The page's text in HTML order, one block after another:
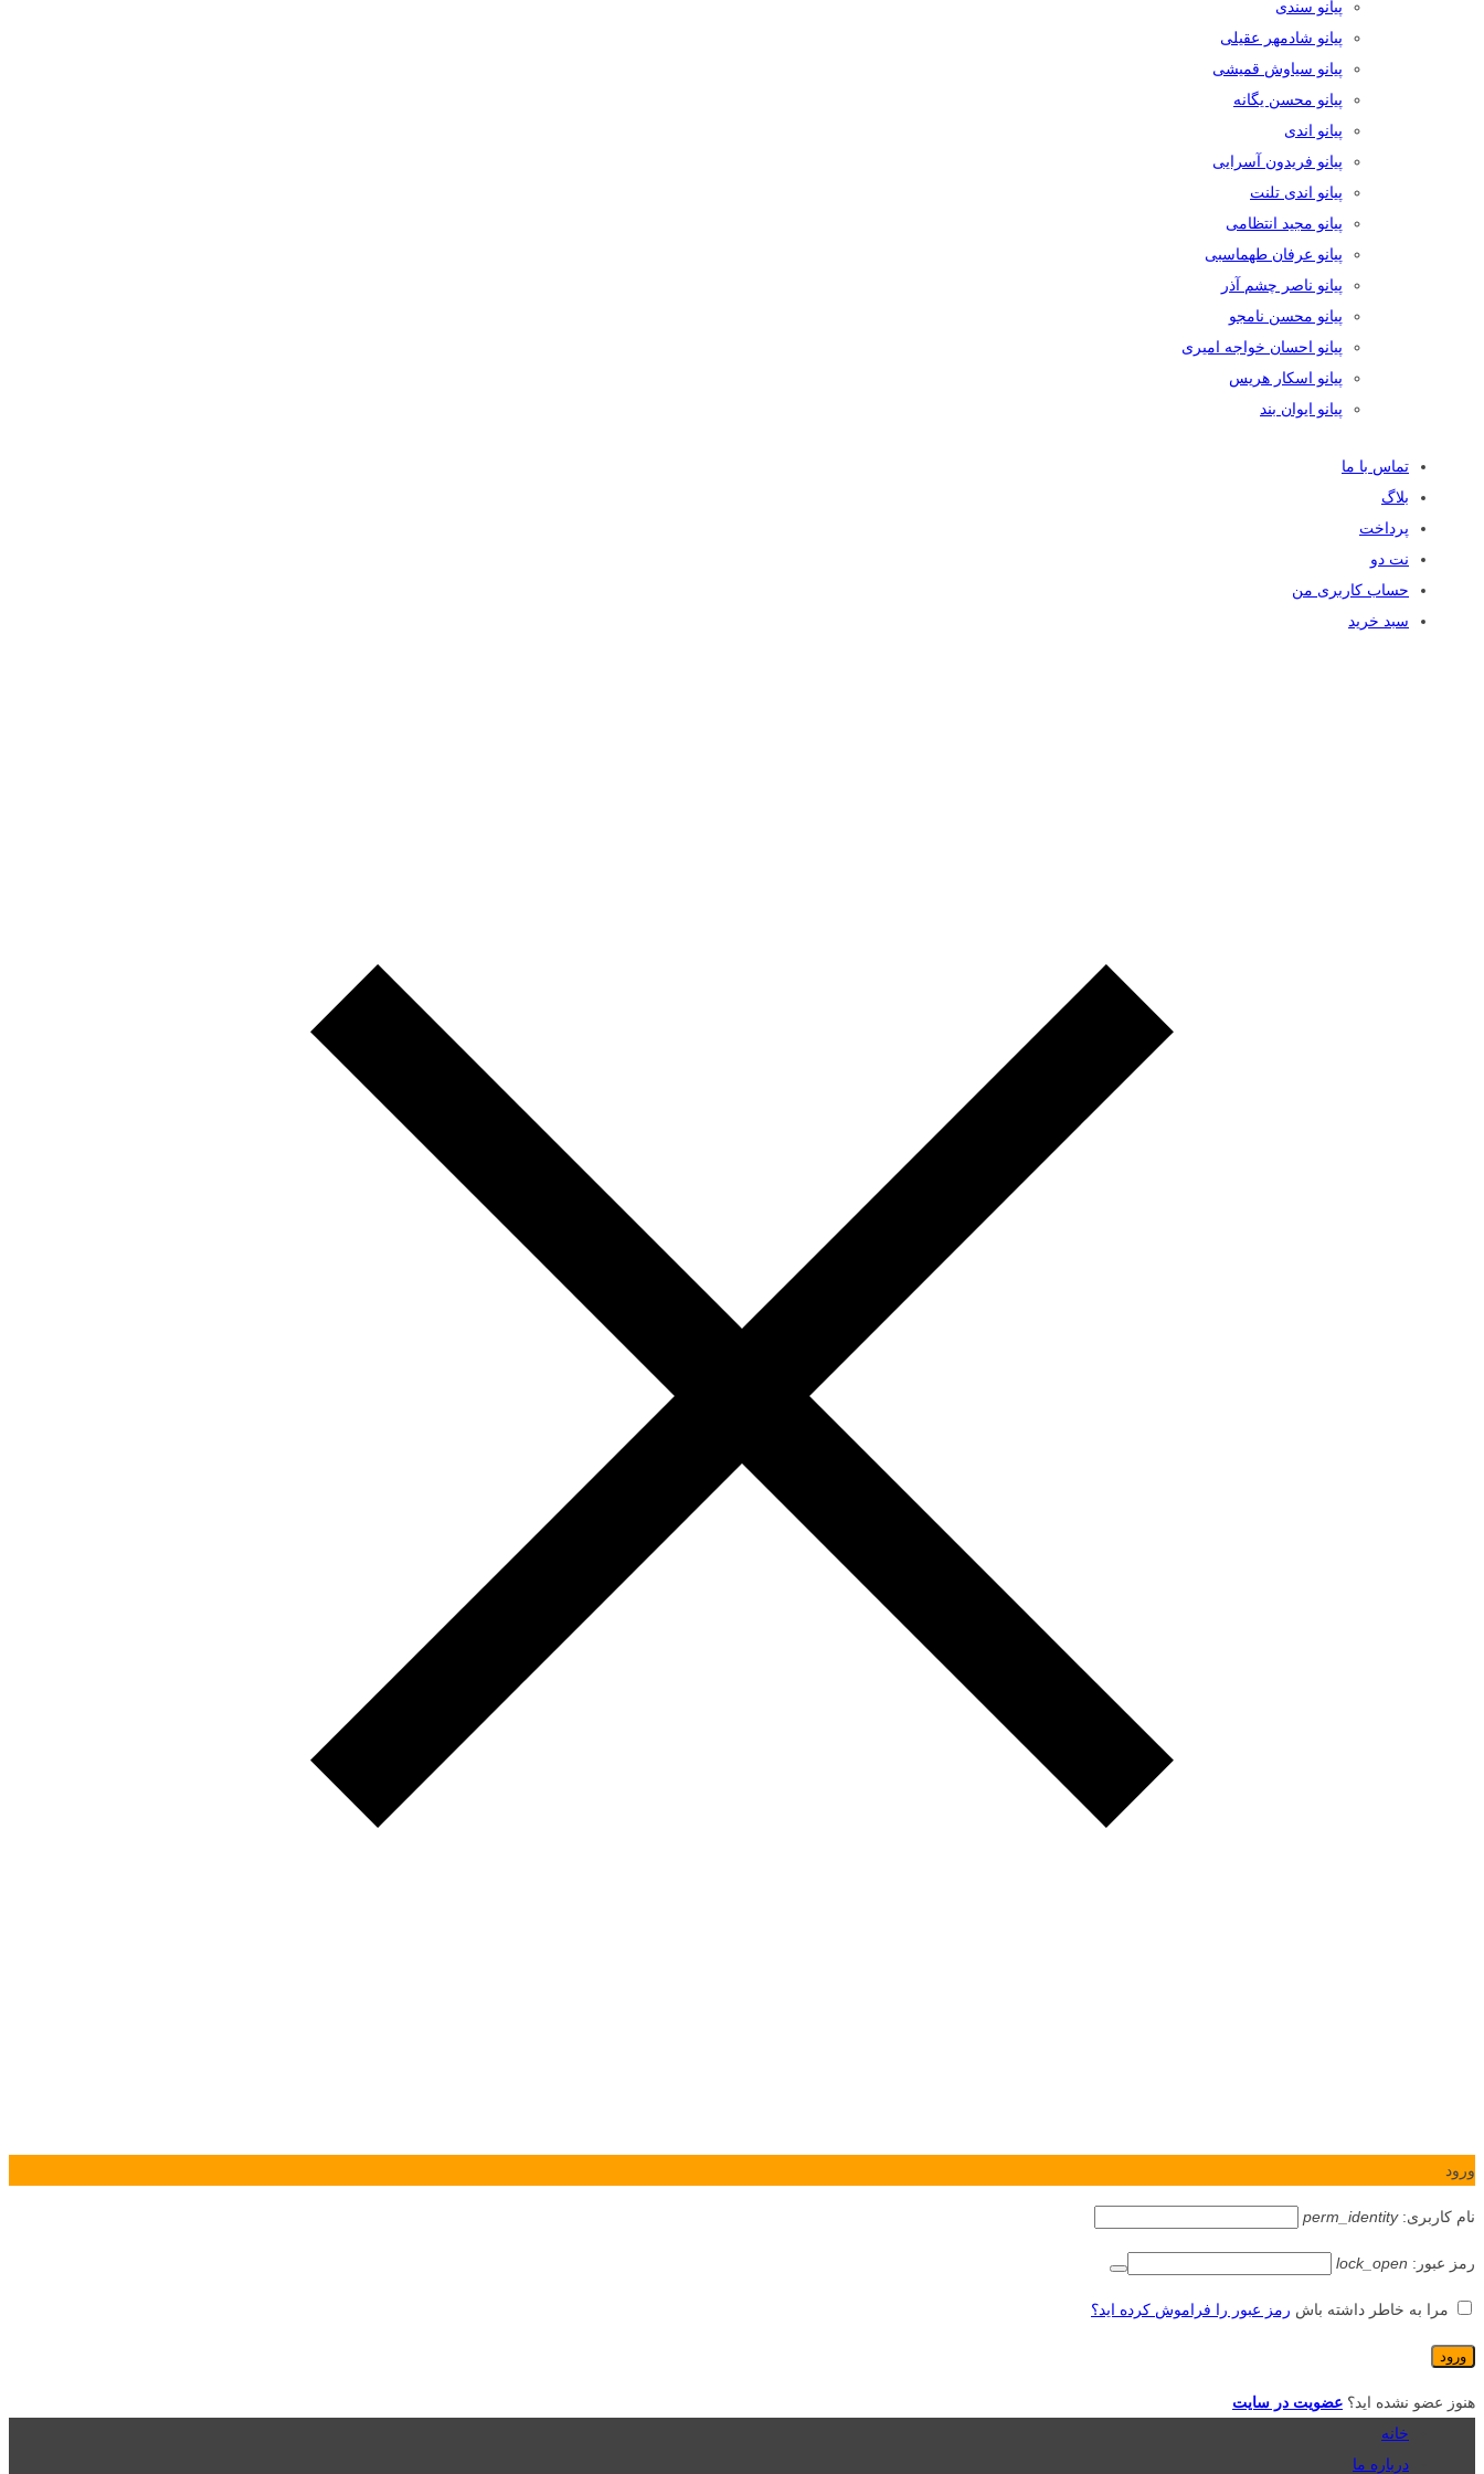
پیانو سندی
پیانو شادمهر عقیلی
پیانو سیاوش قمیشی
پیانو محسن یگانه
پیانو اندی
پیانو فریدون آسرایی
پیانو اندی تلنت
پیانو مجید انتظامی
پیانو عرفان طهماسبی
پیانو ناصر چشم آذر
پیانو محسن نامجو
پیانو احسان خواجه امیری
پیانو اسکار هریس
پیانو ایوان بند
تماس با ما
بلاگ
پرداخت
نت دو
حساب کاربری من
سبد خرید
ورود
نام کاربری:perm_identity
رمز عبور: lock_open
مرا به خاطر داشته باش رمز عبور را فراموش کرده اید؟
هنوز عضو نشده اید؟ عضویت در سایت
خانه
درباره ما